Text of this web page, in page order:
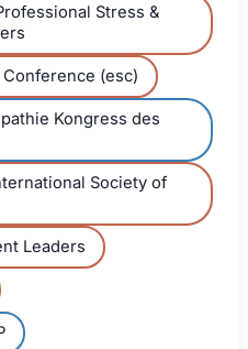
Stress &
(esc)
Kongress des
Society of
Leaders